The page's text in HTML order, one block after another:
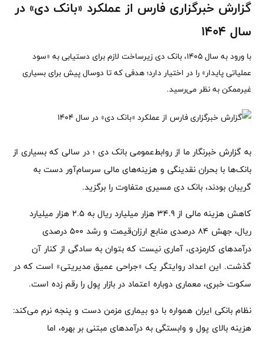
گزارش خبرگزاری فارس از عملکرد «بانک دی» در
سال ۱۴۰۴
با ورود به سال ۱۴۰۵، بانک دی زیرساخت لازم برای دستیابی به «سود
عملیاتی پایدار» را در اختیار دارد؛ هدفی که تا دوسال پیش برای بسیاری
غیرممکن به نظر می‌رسید.
به گزارش خبرنگار ما از روابط‌عمومی بانک دی ؛ در سالی که بسیاری از
بانک‌ها با بحران نقدینگی و هزینه‌های مالی سرسام‌آور دست به
گریبان بودند، بانک دی مسیری متفاوت را برگزید.
کاهش هزینه مالی از ۳۴.۹ هزار میلیارد ریال به ۲.۵ هزار میلیارد
ریال، جهش ۸۴ درصدی منابع ارزان‌قیمت و رشد ۵۰۰ درصدی
درآمدهای کارمزدی، آماری نیست که بتوان به سادگی از کنار آن
گذشت. این اعداد روایتگر یک «جراحی عمیق مدیریتی» است که در
سکوت خبری، معماری دوباره اعتماد در بازار پول را رقم زده است.
نظام بانکی ایران همواره با دو بیماری مزمن دست و پنجه نرم می‌کند:
هزینه بالای پول و وابستگی به درآمدهای مبتنی بر بهره، اما